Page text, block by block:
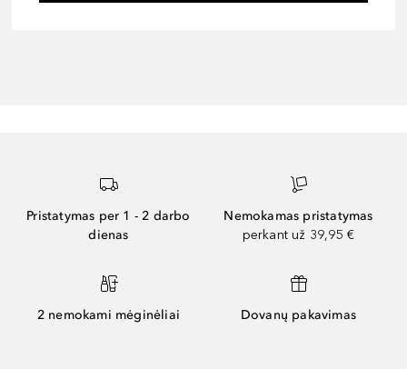
Pristatymas per 1 - 2 darbo
dienas
Nemokamas pristatymas
perkant už 39,95 €
2 nemokami mėginėliai Dovanų pakavimas